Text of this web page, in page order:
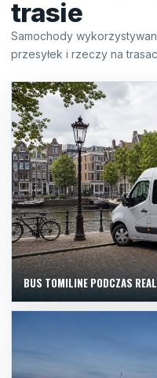
trasie
Samochody
przesyłek i rzeczy na
BUS TOMILINE PODCZAS